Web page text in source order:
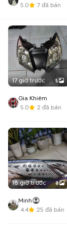
5.0
7 đã bán
17 giờ trước 5
Gia Khiêm
5.0
2 đã bán
18 giờ trước 8
Minh
4.4
25 đã bán